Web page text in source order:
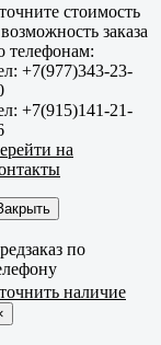
стоимость
заказа
телефонам:
+7(977)343-23-
+7(915)141-21-
на
по
наличие